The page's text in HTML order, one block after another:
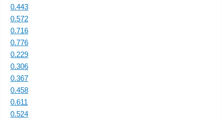
0.443
0.572
0.716
0.776
0.229
0.306
0.367
0.458
0.611
0.524